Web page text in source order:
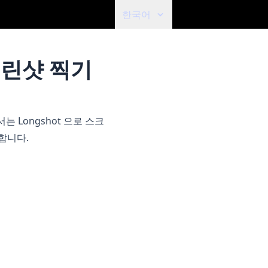
한국어
샷 찍기
는 Longshot 으로 스크
니다.